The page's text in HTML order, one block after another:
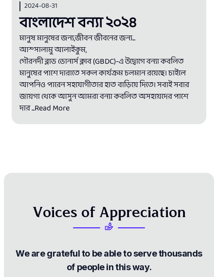
2024-08-31
বাংলাদেশ বন্যা ২০২৪
মানুষ মানুষের জন্য,জীবন জীবনের জন্য...
আস্সালামু আলাইকুম,
গৌরনদী ব্লাড ডোনার্স ক্লাব (GBDC)-এ উদ্বোগে বন্যা কবলিত
মানুষের পাশে দারাতে সকল কার্যক্রম চলমান রয়েছে। চাইলে
আপনিও পারেন সহযোগীতার হাত বাড়িয়ে দিতে। সবাই সবার
জায়গা থেকে আসুন আমরা বন্যা কবলিত অসহায়দের পাশে
দার...Read More
Voices of Appreciation
Wearegratefulto beabletoservethousands
of peopleinthisway.